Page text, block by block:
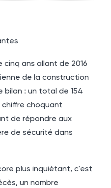
cinq ans allant de 2016
de la construction
bilan : un total de 154
chiffre choquant
de répondre aux
de sécurité dans
plus inquiétant, c'est
un nombre